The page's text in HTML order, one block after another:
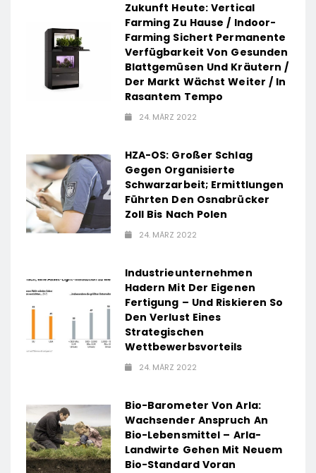
Zukunft Heute: Vertical
Farming Zu Hause / Indoor-
Farming Sichert Permanente
Verfügbarkeit Von Gesunden
Blattgemüsen Und Kräutern /
Der Markt Wächst Weiter / In
Rasantem Tempo
24. MÄRZ 2022
HZA-OS: Großer Schlag
Gegen Organisierte
Schwarzarbeit; Ermittlungen
Führten Den Osnabrücker
Zoll Bis Nach Polen
24. MÄRZ 2022
Industrieunternehmen
Hadern Mit Der Eigenen
Fertigung – Und Riskieren So
Den Verlust Eines
Strategischen
Wettbewerbsvorteils
24. MÄRZ 2022
Bio-Barometer Von Arla:
Wachsender Anspruch An
Bio-Lebensmittel – Arla-
Landwirte Gehen Mit Neuem
Bio-Standard Voran